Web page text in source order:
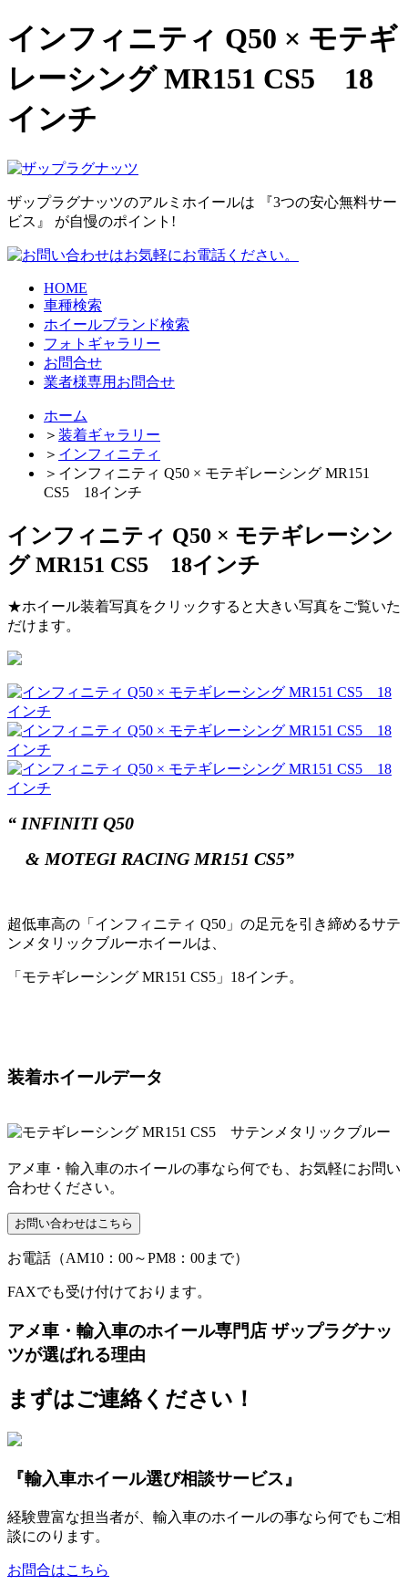
インフィニティ Q50 × モテギ
レーシング MR151 CS5 18
インチ
ザップラグナッツのアルミホイールは
『3つの安心無料サー
ビス』 が自慢のポイント!
HOME
車種検索
ホイールブランド検索
フォトギャラリー
お問合せ
業者様専用お問合せ
ホーム
＞ 装着ギャラリー
＞ インフィニティ
＞ インフィニティ Q50 × モテギレーシング MR151
CS5 18インチ
インフィニティ Q50 × モテギレーシン
グ MR151 CS5 18インチ
★ホイール装着写真をクリックすると大きい写真をご覧いた
だけます。
“ INFINITI Q50
& MOTEGI RACING MR151 CS5”
超低車高の「インフィニティ Q50」の足元を引き締めるサテ
ンメタリックブルーホイールは、
「モテギレーシング MR151 CS5」18インチ。
装着ホイールデータ
アメ車・輸入車のホイールの事なら何でも、お気軽にお問い
合わせください。
お電話（AM10：00～PM8：00まで）
FAXでも受け付けております。
アメ車・輸入車のホイール専門店 ザップラグナッ
ツが選ばれる理由
まずはご連絡ください！
『輸入車ホイール選び相談サービス』
経験豊富な担当者が、輸入車のホイールの事なら何でもご相
談にのります。
お問合はこちら